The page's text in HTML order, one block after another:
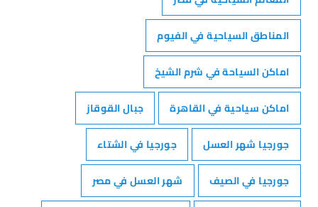
المناطق السياحية في الفيوم
اماكن السياحة في شرم الشيخ
اماكن سياحية في القاهرة
جبال القوقاز
جورجيا شهر العسل
جورجيا في الشتاء
جورجيا في الصيف
شهر العسل في مصر